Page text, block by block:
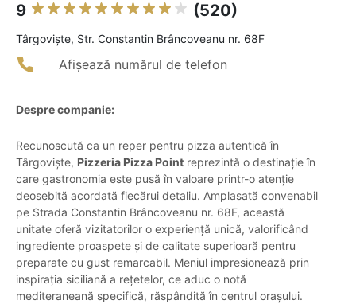
9 (520)
Târgovişte, Str. Constantin Brâncoveanu nr. 68F
Afișează numărul de telefon
Despre companie:
Recunoscută ca un reper pentru pizza autentică în
Târgoviște, Pizzeria Pizza Point reprezintă o destinație în
care gastronomia este pusă în valoare printr-o atenție
deosebită acordată fiecărui detaliu. Amplasată convenabil
pe Strada Constantin Brâncoveanu nr. 68F, această
unitate oferă vizitatorilor o experiență unică, valorificând
ingrediente proaspete și de calitate superioară pentru
preparate cu gust remarcabil. Meniul impresionează prin
inspirația siciliană a rețetelor, ce aduc o notă
mediteraneană specifică, răspândită în centrul orașului.